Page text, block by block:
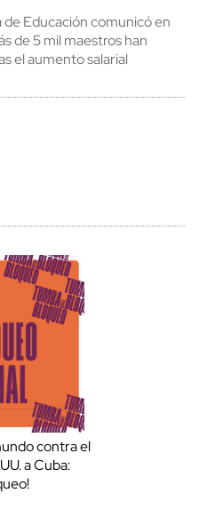
de Educación comunicó en
de 5 mil maestros han
el aumento salarial
contra el
a Cuba: